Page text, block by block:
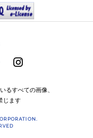
るすべての画像、
じます